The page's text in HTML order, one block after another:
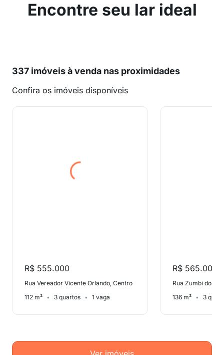
Encontre seu lar ideal
337 imóveis à venda nas proximidades
Confira os imóveis disponíveis
R$ 555.000
Rua Vereador Vicente Orlando, Centro
112 m²
3 quartos 1 vaga
R$ 565.000
136 m² 3